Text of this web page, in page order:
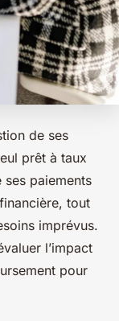
de ses
prêt à taux
paiements
tout
imprévus.
l’impact
pour